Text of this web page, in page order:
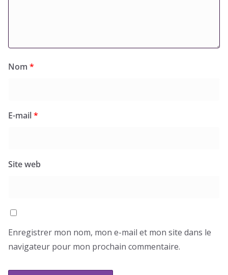
Nom *
E-mail*
Site web
Enregistrer mon nom, mon e-mail et mon site dans le
navigateur pour mon prochain commentaire.